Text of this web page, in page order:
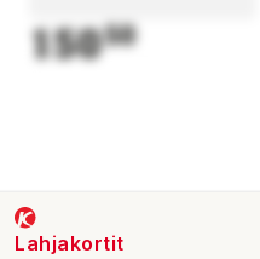
15050
Lahjakortit